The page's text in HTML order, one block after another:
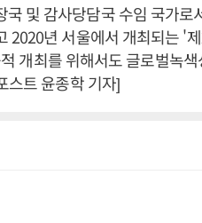
및 감사당담국 수임 국가로
2020년 서울에서 개최되는 '
개최를 위해서도 글로벌녹
스트 윤종학 기자]